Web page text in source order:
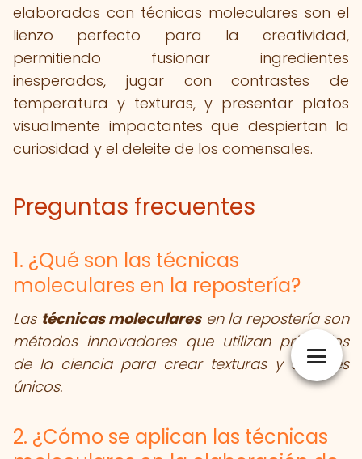
elaboradas con técnicas moleculares son el
lienzo perfecto para la creatividad,
permitiendo fusionar ingredientes
inesperados, jugar con contrastes de
temperatura y texturas, y presentar platos
visualmente impactantes que despiertan la
curiosidad y el deleite de los comensales.
Preguntas frecuentes
1. ¿Qué son las técnicas
moleculares en la repostería?
Las técnicas molecularesen la repostería son
métodos innovadores que utilizan principios
de la ciencia para crear texturas y sabores
únicos.
2. ¿Cómo se aplican las técnicas